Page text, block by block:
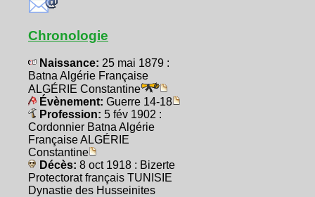
Chronologie
Naissance: 25 mai 1879 :
Batna Algérie Française
ALGÉRIE Constantine
Évènement: Guerre 14-18
Profession: 5 fév 1902 :
Cordonnier Batna Algérie
Française ALGÉRIE
Constantine
Décès: 8 oct 1918 : Bizerte
Protectorat français TUNISIE
Dynastie des Husseinites